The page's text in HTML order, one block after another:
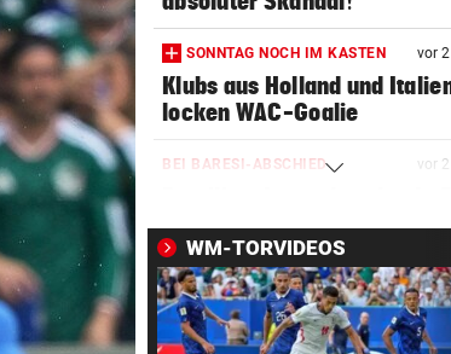
SONNTAG NOCH IM KASTEN vor
Klubs aus Holland und
locken WAC-Goalie
BEI BARESI-ABSCHIED vor
mit Mallet-Finger
LÄNDLE-KICKER SIEGEN vor
3:1 nach 0:1! Altach dreht
gegen WSG Tirol
WM-TORVIDEOS